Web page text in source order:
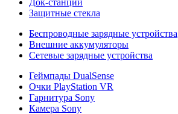
Защитные стекла
Беспроводные зарядные устройства
Внешние аккумуляторы
Сетевые зарядные устройства
Геймпады DualSense
Очки PlayStation VR
Гарнитура Sony
Камера Sony